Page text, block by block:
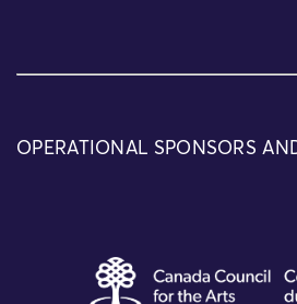
OPERATIONAL SPONSORS